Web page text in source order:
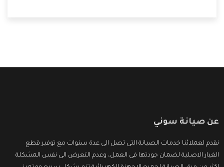
عن صيانة سوني
نقدم لعملائنا خدمات الصيانة التى تصل الى عدة سنوات مع توفير قطع
الغيار الاصلية لضمان جودتها فى العمل، وعدم التعرض الى نفس المشكلة